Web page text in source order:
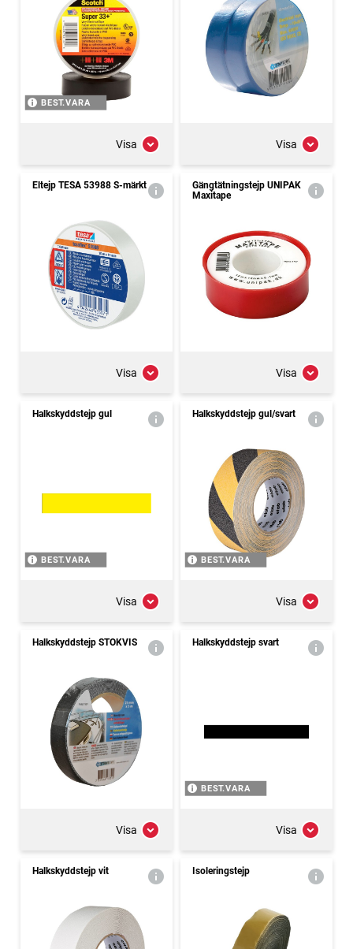
BEST.VARA
Visa Visa
Eltejp TESA 53988 S-märkt
Visa
Gängtätningstejp UNIPAK
Maxitape
Visa
Halkskyddstejp gul
BEST.VARA
Visa
Halkskyddstejp gul/svart
BEST.VARA
Visa
Halkskyddstejp STOKVIS
Visa
Halkskyddstejp svart
BEST.VARA
Visa
Halkskyddstejp vit Isoleringstejp